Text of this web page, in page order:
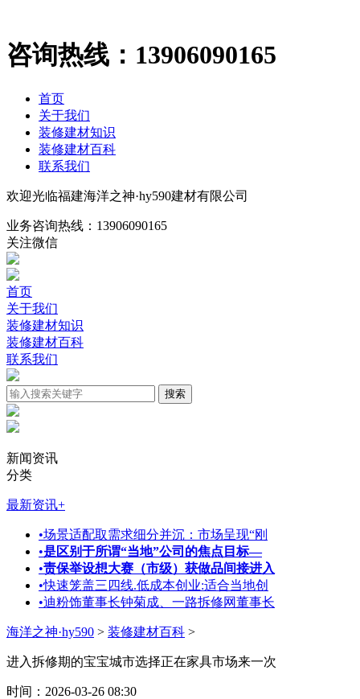
咨询热线： 13906090165
首页
关于我们
装修建材知识
装修建材百科
联系我们
欢迎光临福建海洋之神·hy590建材有限公司
业务咨询热线： 13906090165
关注微信
首页
关于我们
装修建材知识
装修建材百科
联系我们
新闻资讯
分类
最新资讯+
•场景适配取需求细分并沉：市场呈现“刚
•是区别于所谓“当地”公司的焦点目标—
•责保举设想大赛（市级）获做品间接进入
•快速笼盖三四线.低成本创业:适合当地创
•迪粉饰董事长钟菊成、一路拆修网董事长
海洋之神·hy590 > 装修建材百科 >
进入拆修期的宝宝城市选择正在家具市场来一次
时间：2026-03-26 08:30